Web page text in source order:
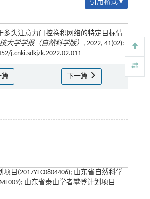
引用格式 ▾
多头注意力门控卷积网络的特定目标情
大学学报（自然科学版） , 2022, 41(02):
j.cnki.sdkjzk.2022.02.011
篇 下一篇
目(2017YFC0804406); 山东省自然科学
山东省泰山学者攀登计划项目